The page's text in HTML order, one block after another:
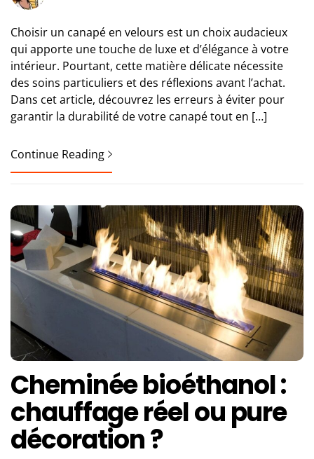
Choisir un canapé en velours est un choix audacieux
qui apporte une touche de luxe et d’élégance à votre
intérieur. Pourtant, cette matière délicate nécessite
des soins particuliers et des réflexions avant l’achat.
Dans cet article, découvrez les erreurs à éviter pour
garantir la durabilité de votre canapé tout en […]
Continue Reading
Cheminée bioéthanol :
chauffage réel ou pure
décoration ?